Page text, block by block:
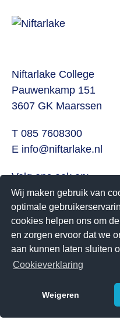
Wij maken gebruik van
optimale
cookies helpen ons om
en zorgen ervoor dat we
aan kunnen laten sluiten
Cookieverklaring
Weigeren
Niftarlake College
Pauwenkamp 151
3607 GK Maarssen
T 085 7608300
E info@niftarlake.nl
Volg ons ook op:
Twitter
Youtube
Het Niftarlake College heeft het